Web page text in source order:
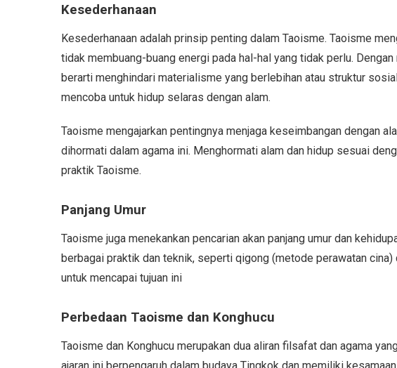
Kesederhanaan
Kesederhanaan adalah prinsip penting dalam Taoisme. Taoisme
tidak membuang-buang energi pada hal-hal yang tidak perlu.
berarti menghindari materialisme yang berlebihan atau struktur
mencoba untuk hidup selaras dengan alam.
Taoisme mengajarkan pentingnya menjaga keseimbangan dengan
dihormati dalam agama ini. Menghormati alam dan hidup sesuai
praktik Taoisme.
Panjang Umur
Taoisme juga menekankan pencarian akan panjang umur dan
berbagai praktik dan teknik, seperti qigong (metode perawatan cina)
untuk mencapai tujuan ini
Perbedaan Taoisme dan Konghucu
Taoisme dan Konghucu merupakan dua aliran filsafat dan agama
ajaran ini berpengaruh dalam budaya Tingkok dan memiliki